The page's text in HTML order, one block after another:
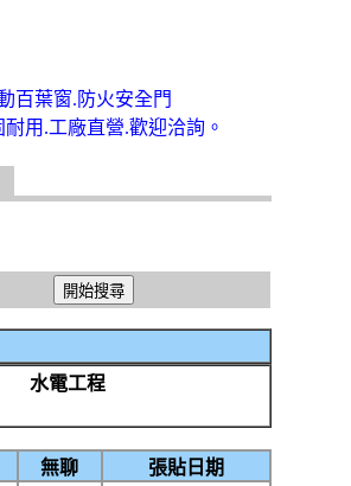
百葉窗.防火安全門
用.工廠直營.歡迎洽詢。
水電工程
無聊
張貼日期